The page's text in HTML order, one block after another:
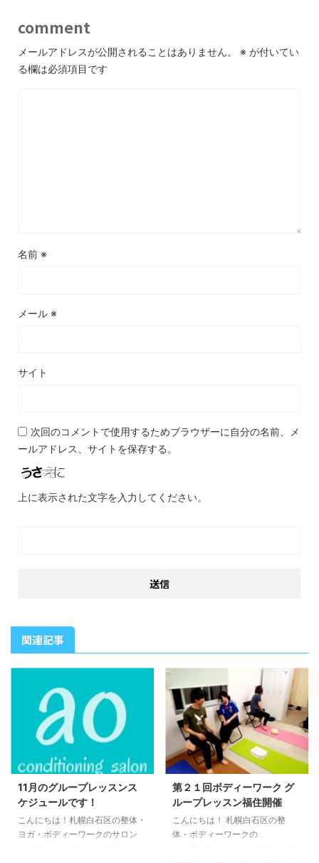
comment
メールアドレスが公開されることはありません。 ※ が付いてい
る欄は必須項目です
名前 ※
メール ※
サイト
次回のコメントで使用するためブラウザーに自分の名前、メ
ールアドレス、サイトを保存する。
上に表示された文字を入力してください。
関連記事
11月のグループレッスンス
ケジュールです！
こんにちは！札幌白石区の整体・
ヨガ・ボディーワークのサロン
第２１回ボディーワーク グ
ループレッスン福住開催
こんにちは！ 札幌白石区の整
体・ボディーワークの